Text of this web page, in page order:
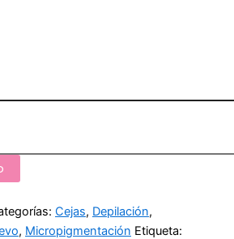
Cejas, Depilación,
, Micropigmentación Etiqueta: